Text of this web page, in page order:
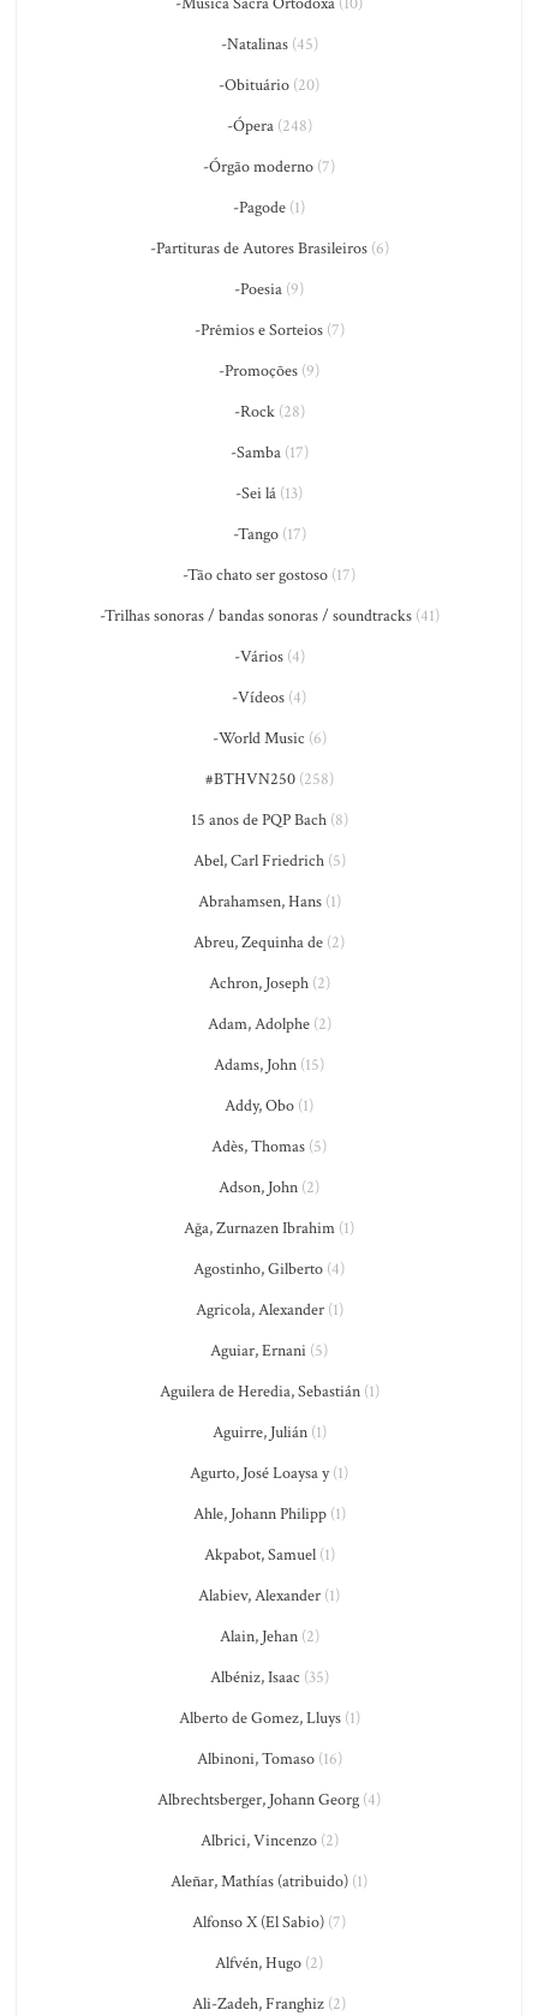
-Natalinas(45)
-Obituário (20)
-Ópera(248)
-Órgão moderno (7)
-Pagode (1)
-Partituras de Autores Brasileiros(6)
-Poesia (9)
-Prêmios e Sorteios(7)
-Promoções (9)
-Rock(28)
-Samba(17)
-Sei lá (13)
-Tango(17)
-Tão chato ser gostoso (17)
-Trilhas sonoras / bandas sonoras / soundtracks(41)
-Vários(4)
-Vídeos (4)
-World Music (6)
#BTHVN250(258)
15 anos de PQP Bach(8)
Abel, Carl Friedrich(5)
Abrahamsen, Hans(1)
Abreu, Zequinha de (2)
Achron, Joseph(2)
Adam, Adolphe(2)
Adams, John (15)
Addy, Obo (1)
Adès, Thomas (5)
Adson, John (2)
Ağa, Zurnazen Ibrahim (1)
Agostinho, Gilberto (4)
Agricola, Alexander(1)
Aguiar, Ernani (5)
Aguilera de Heredia, Sebastián(1)
Aguirre, Julián(1)
Agurto, José Loaysa y(1)
Ahle, Johann Philipp(1)
Akpabot, Samuel(1)
Alabiev, Alexander (1)
Alain, Jehan(2)
Albéniz, Isaac (35)
Alberto de Gomez, Lluys(1)
Albinoni, Tomaso(16)
Albrechtsberger, Johann Georg (4)
Albrici, Vincenzo(2)
Aleñar, Mathías (atribuido) (1)
Alfonso X (El Sabio) (7)
Alfvén, Hugo (2)
Ali-Zadeh, Franghiz (2)